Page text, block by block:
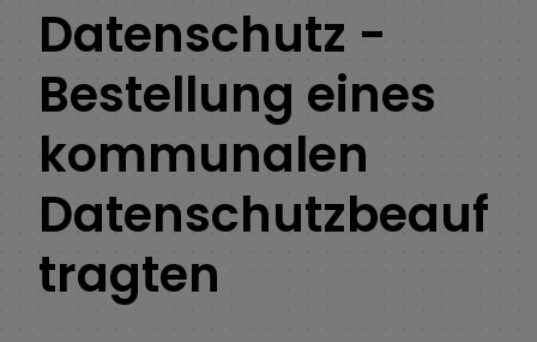
Datenschutz -
Bestellung eines
kommunalen
Datenschutzbeauf
tragten